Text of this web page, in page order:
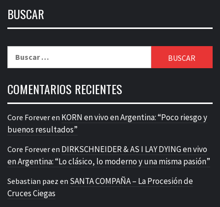
BUSCAR
COMENTARIOS RECIENTES
Core Foreveren KORN en vivo en Argentina: “Poco riesgo y
buenos resultados”
Core Foreveren DIRKSCHNEIDER & AS I LAY DYING en vivo
en Argentina: “Lo clásico, lo moderno y una misma pasión”
Sebastian paez en SANTA COMPAÑA – La Procesión de
Cruces Ciegas